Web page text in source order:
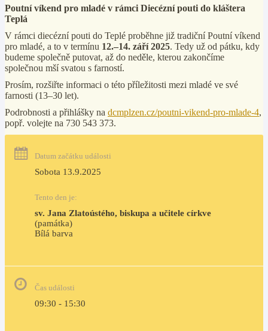
Poutní víkend pro mladé v rámci Diecézní pouti do kláštera
Teplá
V rámci diecézní pouti do Teplé proběhne již tradiční Poutní víkend
pro mladé, a to v termínu 12.–14. září 2025. Tedy už od pátku, kdy
budeme společně putovat, až do neděle, kterou zakončíme
společnou mší svatou s farností.
Prosím, rozšiřte informaci o této příležitosti mezi mladé ve své
farnosti (13–30 let).
Podrobnosti a přihlášky na dcmplzen.cz/poutni-vikend-pro-mlade-4,
popř. volejte na 730 543 373.
Datum začátku události
Sobota 13.9.2025
Tento den je:
sv. Jana Zlatoústého, biskupa a učitele církve
(památka)
Bílá barva
Čas události
09:30 - 15:30